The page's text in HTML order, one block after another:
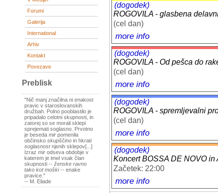
Forumi
Galerija
International
Arhiv
Kontakt
Povezave
Preblisk
"Nič manj značilna ni enakost
pravic v staroslovanskih
družbah. Polno pooblastilo je
pripadalo celotni skupnosti, in
zatorej so se morali sklepi
sprejemati soglasno. Prvotno
je beseda mir pomenila
občinsko skupščino in hkrati
soglasnostnjenih sklepov[...]
Izraz mir odseva obdobje v
katerem je imel vsak član
skupnosti -- ženske ravno
tako kot moški-- enake
pravice."
-- M. Eliade
(dogodek)
ROGOVILA - glasbena
(cel dan)
more info
(dogodek)
ROGOVILA - Od pešca do
(cel dan)
more info
(dogodek)
ROGOVILA - spremljevalni
(cel dan)
more info
(dogodek)
Koncert BOSSA DE NOVO
Začetek: 22:00
more info